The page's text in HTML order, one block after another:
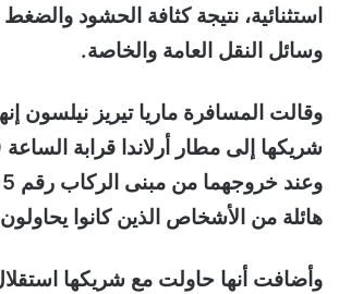
استثنائية، نتيجة كثافة الحشود
وسائل النقل العامة والخاصة.
وقالت المسافرة ماريا تيريز نيلسون
هائلة من الأشخاص الذين كانوا
وأضافت أنها حاولت مع شريكها